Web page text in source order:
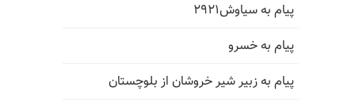
پیام به سیاوش۲۹۲۱
پیام به خسرو
پیام به زبیر شیر خروشان از بلوچستان